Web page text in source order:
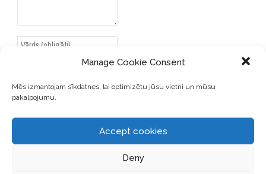
Manage Cookie Consent
Mēs izmantojam sīkdatnes, lai optimizētu jūsu vietni un mūsu
pakalpojumu.
Accept cookies
Deny
SAGLABĀJIET MANU VĀRDU,
E-PASTA ADRESI UN VIETNI
ŠAJĀ PĀRLŪKPROGRAMMĀ